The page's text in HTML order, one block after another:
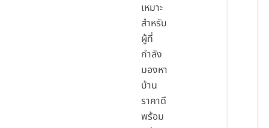
เหมาะ
สำหรับ
ผู้ที่
กำลัง
มองหา
บ้าน
ราคาดี
พร้อม